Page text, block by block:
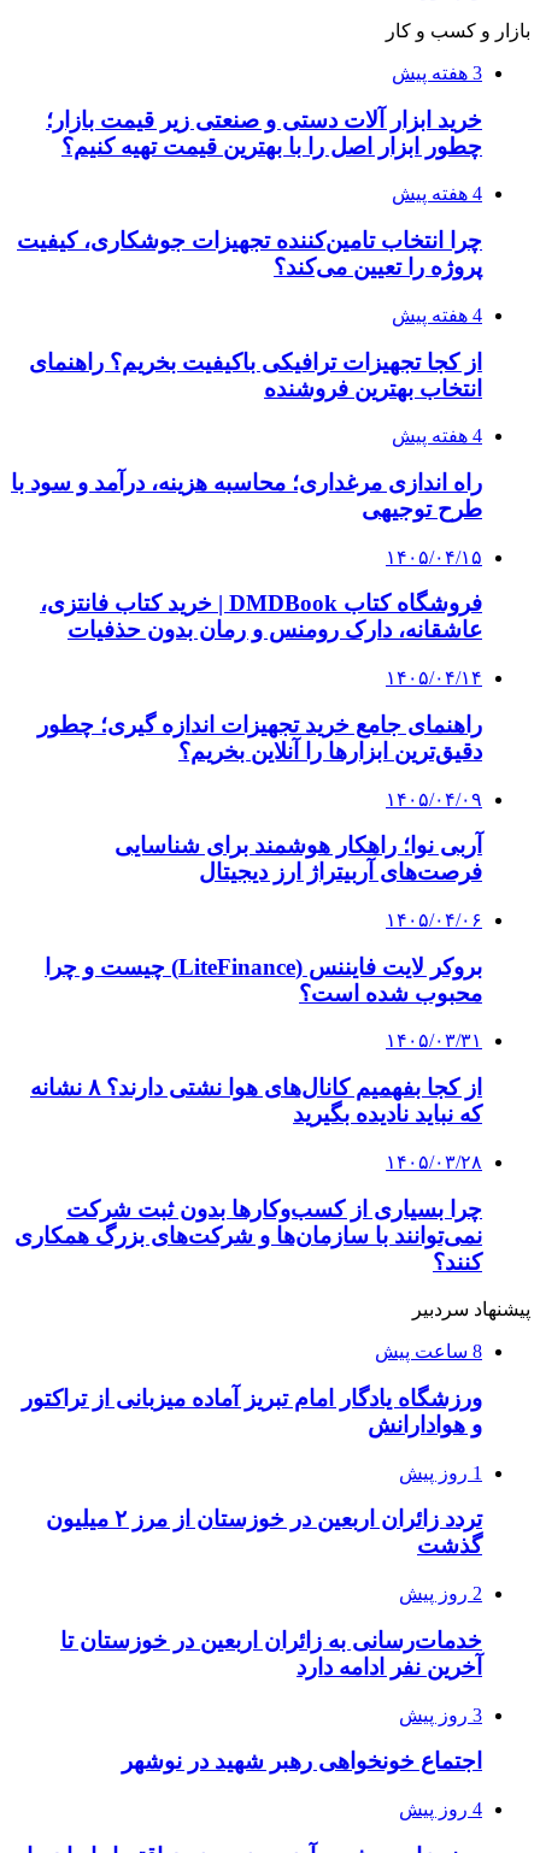
بازار و کسب و کار
3 هفته پیش
خرید ابزار آلات دستی و صنعتی زیر قیمت بازار؛
چطور ابزار اصل را با بهترین قیمت تهیه کنیم؟
4 هفته پیش
چرا انتخاب تامین‌کننده تجهیزات جوشکاری، کیفیت
پروژه را تعیین می‌کند؟
4 هفته پیش
از کجا تجهیزات ترافیکی باکیفیت بخریم؟ راهنمای
انتخاب بهترین فروشنده
4 هفته پیش
راه اندازی مرغداری؛ محاسبه هزینه، درآمد و سود با
طرح توجیهی
۱۴۰۵/۰۴/۱۵
فروشگاه کتاب DMDBook | خرید کتاب فانتزی،
عاشقانه، دارک رومنس و رمان بدون حذفیات
۱۴۰۵/۰۴/۱۴
راهنمای جامع خرید تجهیزات اندازه گیری؛ چطور
دقیق‌ترین ابزارها را آنلاین بخریم؟
۱۴۰۵/۰۴/۰۹
آربی نوا؛ راهکار هوشمند برای شناسایی
فرصت‌های آربیتراژ ارز دیجیتال
۱۴۰۵/۰۴/۰۶
بروکر لایت فایننس (LiteFinance) چیست و چرا
محبوب شده است؟
۱۴۰۵/۰۳/۳۱
از کجا بفهمیم کانال‌های هوا نشتی دارند؟ ۸ نشانه
که نباید نادیده بگیرید
۱۴۰۵/۰۳/۲۸
چرا بسیاری از کسب‌وکارها بدون ثبت شرکت
نمی‌توانند با سازمان‌ها و شرکت‌های بزرگ همکاری
کنند؟
پیشنهاد سردبیر
8 ساعت پیش
ورزشگاه یادگار امام تبریز آماده میزبانی از تراکتور
و هوادارانش
1 روز پیش
تردد زائران اربعین در خوزستان از مرز ۲ میلیون
گذشت
2 روز پیش
خدمات‌رسانی به زائران اربعین در خوزستان تا
آخرین نفر ادامه دارد
3 روز پیش
اجتماع خونخواهی رهبر شهید در نوشهر
4 روز پیش